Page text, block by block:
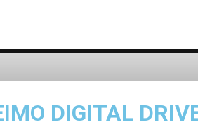
DIGITAL